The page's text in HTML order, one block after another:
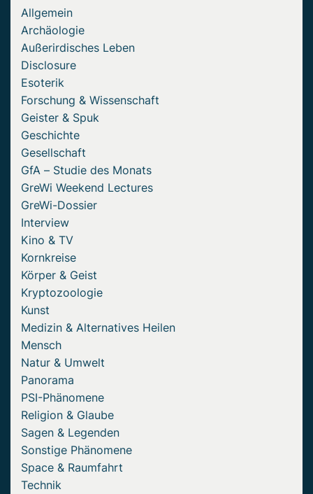
Allgemein
Archäologie
Außerirdisches Leben
Disclosure
Esoterik
Forschung & Wissenschaft
Geister & Spuk
Geschichte
Gesellschaft
GfA – Studie des Monats
GreWi Weekend Lectures
GreWi-Dossier
Interview
Kino & TV
Kornkreise
Körper & Geist
Kryptozoologie
Kunst
Medizin & Alternatives Heilen
Mensch
Natur & Umwelt
Panorama
PSI-Phänomene
Religion & Glaube
Sagen & Legenden
Sonstige Phänomene
Space & Raumfahrt
Technik